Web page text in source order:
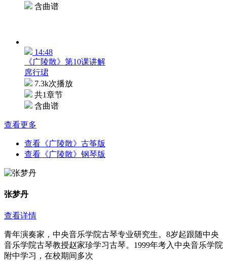
含曲谱
14:48
《广陵散》第10课讲解
席行珺
7.3k次播放
共1章节
含曲谱
查看更多
查看《广陵散》古筝版
查看《广陵散》钢琴版
张梦丹
查看详情
青年演奏家，中央音乐学院古琴专业研究生。8岁起跟随中央
音乐学院古琴教授赵家珍学习古琴。1999年考入中央音乐学院
附中学习，在校期间多次